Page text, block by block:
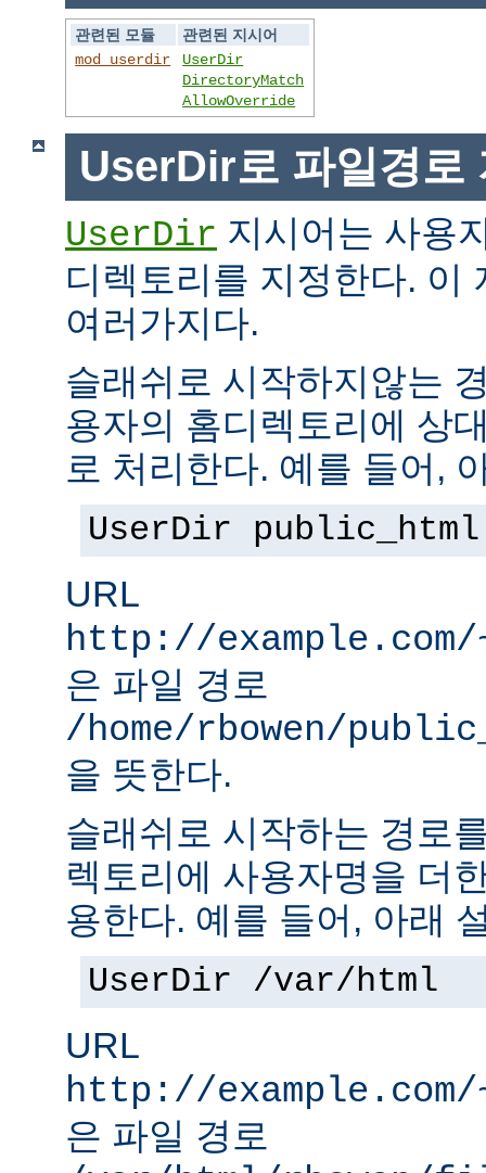
관련된 모듈
관련된 지시어
mod_userdir
UserDir
DirectoryMatch
AllowOverride
UserDir로 파일경로
UserDir 지시어는 사용
디렉토리를 지정한다. 이
여러가지다.
슬래쉬로 시작하지않는
용자의 홈디렉토리에 상
로 처리한다. 예를 들어,
UserDir public_html
URL
http://
은 파일 경로
/home/rbowen/
을 뜻한다.
슬래쉬로 시작하는 경로
렉토리에 사용자명을 더
용한다. 예를 들어, 아래
UserDir /var/html
URL
http://
은 파일 경로